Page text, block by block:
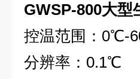
GWSP-800大型
控温范围：0℃-
分辨率：0.1℃